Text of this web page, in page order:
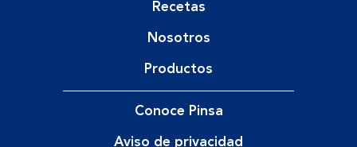
Recetas
Nosotros
Productos
Conoce Pinsa
Aviso de privacidad